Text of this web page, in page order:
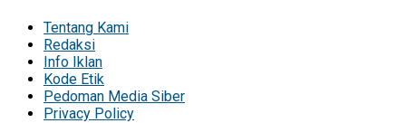
Tentang Kami
Redaksi
Info Iklan
Kode Etik
Pedoman Media Siber
Privacy Policy